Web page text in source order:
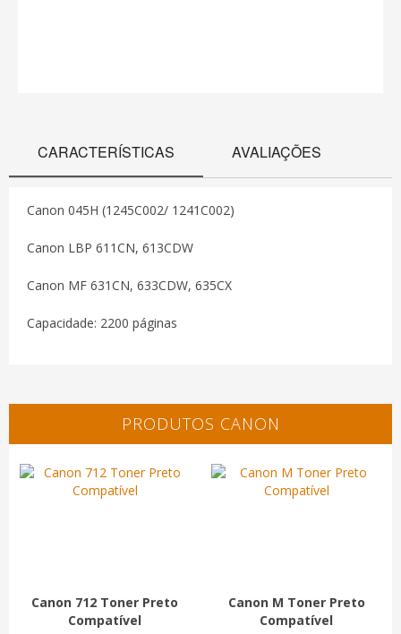
CARACTERÍSTICAS AVALIAÇÕES
Canon 045H (1245C002/ 1241C002)
Canon LBP 611CN, 613CDW
Canon MF 631CN, 633CDW, 635CX
Capacidade: 2200 páginas
PRODUTOS CANON
Canon 712 Toner Preto
Compatível
Canon M Toner Preto
Compatível